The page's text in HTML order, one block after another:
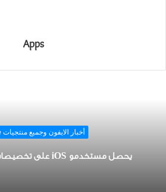
Apps
أخبار الايفون وجميع منتجيات Apple
يحصل مستخدمو iOS على تخصيصات Memoji ممتعة